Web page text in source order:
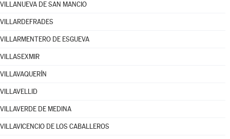
VILLANUEVA DE SAN MANCIO
VILLARDEFRADES
VILLARMENTERO DE ESGUEVA
VILLASEXMIR
VILLAVAQUERÍN
VILLAVELLID
VILLAVERDE DE MEDINA
VILLAVICENCIO DE LOS CABALLEROS